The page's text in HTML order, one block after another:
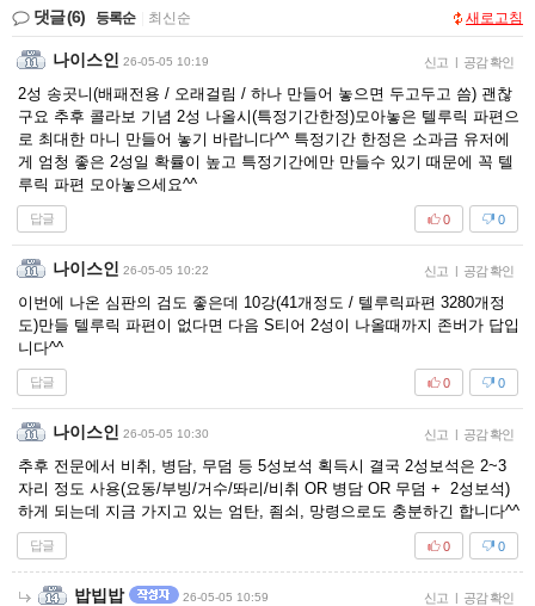
댓글(6) 등록순 최신순 새로고침
나이스인 26-05-05 10:19 신고 | 공감 확인
2성 송곳니(배패전용 / 오래걸림 / 하나 만들어 놓으면 두고두고 씀) 괜찮
구요 추후 콜라보 기념 2성 나올시(특정기간한정)모아놓은 텔루릭 파편으
로 최대한 마니 만들어 놓기 바랍니다^^ 특정기간 한정은 소과금 유저에
게 엄청 좋은 2성일 확률이 높고 특정기간에만 만들수 있기 때문에 꼭 텔
루릭 파편 모아놓으세요^^
답글 0
0
나이스인 26-05-05 10:22 신고 | 공감 확인
이번에 나온 심판의 검도 좋은데 10강(41개정도 / 텔루릭파편 3280개정
도)만들 텔루릭 파편이 없다면 다음 S티어 2성이 나올때까지 존버가 답입
니다^^
답글 0
0
나이스인 26-05-05 10:30 신고 | 공감 확인
추후 전문에서 비취, 병담, 무덤 등 5성보석 획득시 결국 2성보석은 2~3
자리 정도 사용(요동/부빙/거수/똬리/비취 OR 병담 OR 무덤 + 2성보석)
하게 되는데 지금 가지고 있는 엄탄, 죔쇠, 망령으로도 충분하긴 합니다^^
답글 0
0
밥빕밥 26-05-05 10:59 신고 | 공감 확인